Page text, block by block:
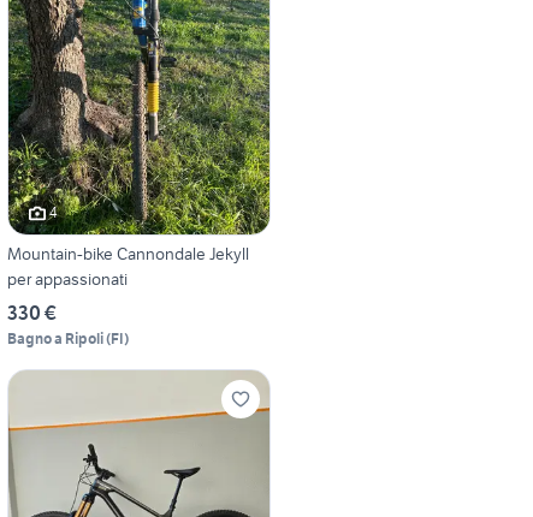
4
Mountain-bike Cannondale Jekyll
per appassionati
330 €
Bagno a Ripoli(FI)